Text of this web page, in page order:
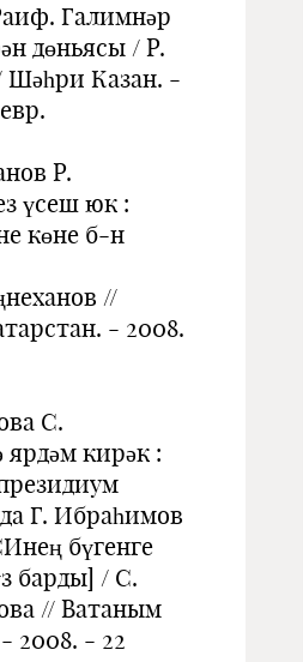
Галимнәр
дөньясы / Р.
Шәһри Казан. -
Р.
үсеш юк :
көне б-н
//
- 2008.
С.
ярдәм кирәк :
Г. Ибраһимов
бүгенге
барды] / С.
// Ватаным
2008. - 22